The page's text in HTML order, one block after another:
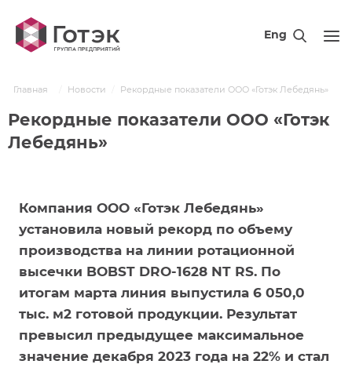
Eng
Главная Новости Рекордные показатели ООО «Готэк Лебедянь»
Рекордные показатели ООО «Готэк
Лебедянь»
Компания ООО «Готэк Лебедянь»
установила новый рекорд по объему
производства на линии ротационной
высечки BOBST DRO-1628 NT RS. По
итогам марта линия выпустила 6 050,0
тыс. м2 готовой продукции. Результат
превысил предыдущее максимальное
значение декабря 2023 года на 22% и стал